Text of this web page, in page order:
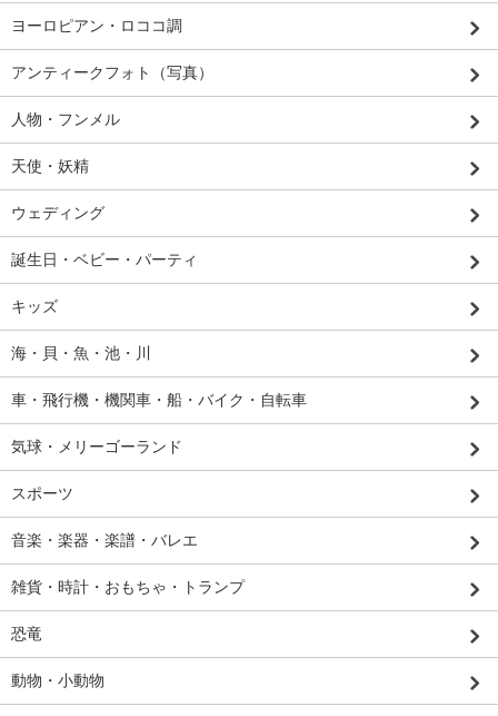
ヨーロピアン・ロココ調
アンティークフォト（写真）
人物・フンメル
天使・妖精
ウェディング
誕生日・ベビー・パーティ
キッズ
海・貝・魚・池・川
車・飛行機・機関車・船・バイク・自転車
気球・メリーゴーランド
スポーツ
音楽・楽器・楽譜・バレエ
雑貨・時計・おもちゃ・トランプ
恐竜
動物・小動物